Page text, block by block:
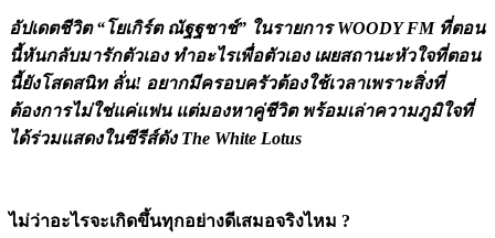
อัปเดตชีวิต “โยเกิร์ต ณัฐฐชาช์” ในรายการ WOODY FM ที่ตอน
นี้หันกลับมารักตัวเอง ทำอะไรเพื่อตัวเอง เผยสถานะหัวใจที่ตอน
นี้ยังโสดสนิท ลั่น! อยากมีครอบครัวต้องใช้เวลาเพราะสิ่งที่
ต้องการไม่ใช่แค่แฟน แต่มองหาคู่ชีวิต พร้อมเล่าความภูมิใจที่
ได้ร่วมแสดงในซีรีส์ดัง The White Lotus
ไม่ว่าอะไรจะเกิดขึ้นทุกอย่างดีเสมอจริงไหม ?